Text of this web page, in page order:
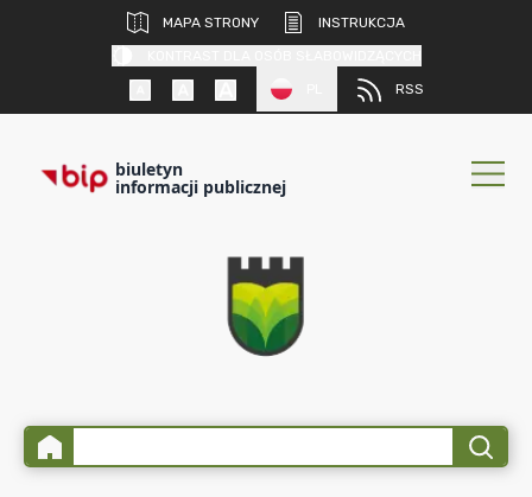
MAPA STRONY
INSTRUKCJA
RSS
biuletyn
informacji publicznej